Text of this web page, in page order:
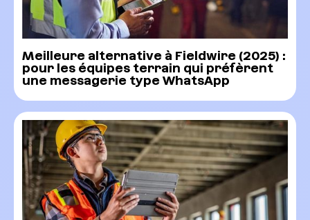
Meilleure alternative à Fieldwire (2025) :
pour les équipes terrain qui préfèrent
une messagerie type WhatsApp